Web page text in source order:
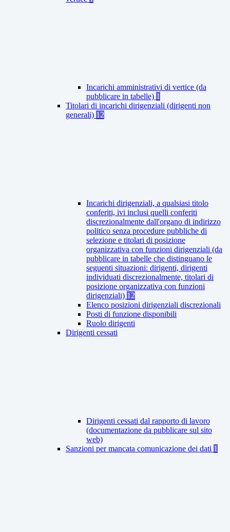
Incarichi amministrativi di vertice (da
pubblicare in tabelle) 1
Titolari di incarichi dirigenziali (dirigenti non
generali) 12
Incarichi dirigenziali, a qualsiasi titolo
conferiti, ivi inclusi quelli conferiti
discrezionalmente dall'organo di indirizzo
politico senza procedure pubbliche di
selezione e titolari di posizione
organizzativa con funzioni dirigenziali (da
pubblicare in tabelle che distinguano le
seguenti situazioni: dirigenti, dirigenti
individuati discrezionalmente, titolari di
posizione organizzativa con funzioni
dirigenziali) 12
Elenco posizioni dirigenziali discrezionali
Posti di funzione disponibili
Ruolo dirigenti
Dirigenti cessati
Dirigenti cessati dal rapporto di lavoro
(documentazione da pubblicare sul sito
web)
Sanzioni per mancata comunicazione dei dati 1